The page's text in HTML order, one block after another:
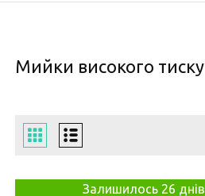
Мийки високого тиску
Залишилось 26 днів